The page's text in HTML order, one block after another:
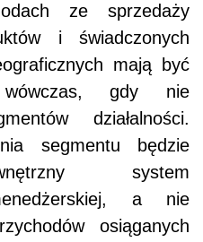
ze sprzedaży
i świadczonych
mają być
gdy nie
działalności.
segmentu będzie
system
a nie
osiąganych